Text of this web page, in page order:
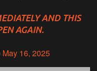
AND THIS
AGAIN.
May 16, 2025